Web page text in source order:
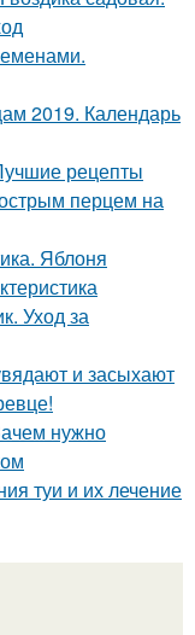
2019. Календарь
рецепты
перцем на
Яблоня
Уход за
и засыхают
нужно
туи и их лечение